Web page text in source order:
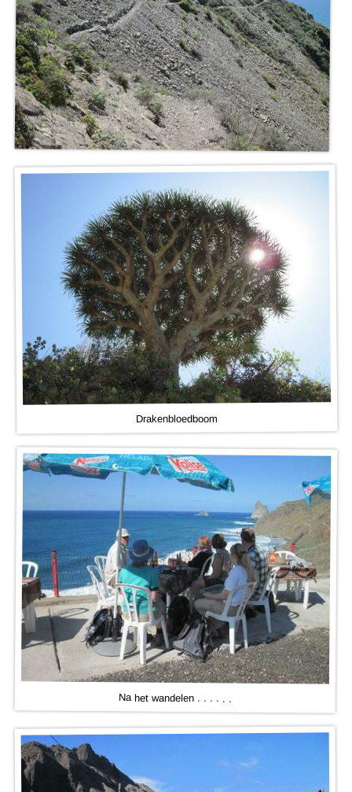
Drakenbloedboom
Na het wandelen . . . . . .